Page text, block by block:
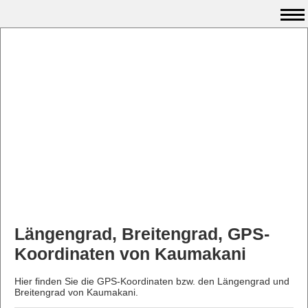
Längengrad, Breitengrad, GPS-
Koordinaten von Kaumakani
Hier finden Sie die GPS-Koordinaten bzw. den Längengrad und
Breitengrad von Kaumakani.